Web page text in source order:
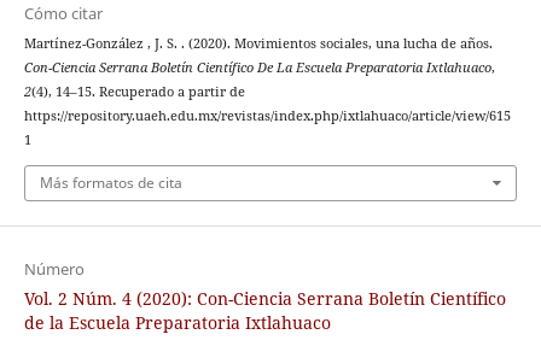
Cómo citar
Martínez-González , J. S. . (2020). Movimientos sociales, una lucha de años.
Con-Ciencia Serrana Boletín Científico De La Escuela Preparatoria Ixtlahuaco,
2(4), 14–15. Recuperado a partir de
https://repository.uaeh.edu.mx/revistas/index.php/ixtlahuaco/article/view/615
1
Más formatos de cita
Número
Vol. 2 Núm. 4 (2020): Con-Ciencia Serrana Boletín Científico
de la Escuela Preparatoria Ixtlahuaco